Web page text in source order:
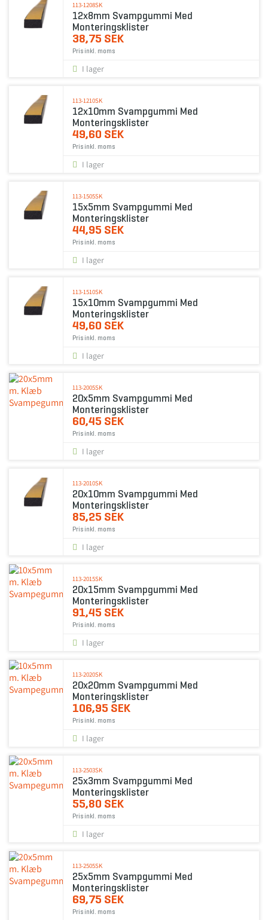
113-1208SK
12x8mm Svampgummi Med
Monteringsklister
38,75 SEK
Pris inkl. moms
I lager
113-1210SK
12x10mm Svampgummi Med
Monteringsklister
49,60 SEK
Pris inkl. moms
I lager
113-1505SK
15x5mm Svampgummi Med
Monteringsklister
44,95 SEK
Pris inkl. moms
I lager
113-1510SK
15x10mm Svampgummi Med
Monteringsklister
49,60 SEK
Pris inkl. moms
I lager
113-2005SK
20x5mm Svampgummi Med
Monteringsklister
60,45 SEK
Pris inkl. moms
I lager
113-2010SK
20x10mm Svampgummi Med
Monteringsklister
85,25 SEK
Pris inkl. moms
I lager
113-2015SK
20x15mm Svampgummi Med
Monteringsklister
91,45 SEK
Pris inkl. moms
I lager
113-2020SK
20x20mm Svampgummi Med
Monteringsklister
106,95 SEK
Pris inkl. moms
I lager
113-2503SK
25x3mm Svampgummi Med
Monteringsklister
55,80 SEK
Pris inkl. moms
I lager
113-2505SK
25x5mm Svampgummi Med
Monteringsklister
69,75 SEK
Pris inkl. moms